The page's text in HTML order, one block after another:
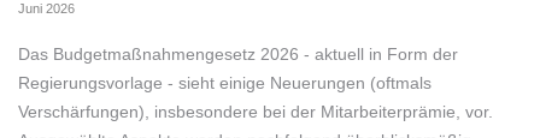
Juni 2026
Das Budgetmaßnahmengesetz 2026 - aktuell in Form der
Regierungsvorlage - sieht einige Neuerungen (oftmals
Verschärfungen), insbesondere bei der Mitarbeiterprämie, vor.